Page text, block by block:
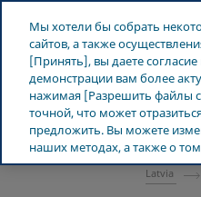
Teva в мире
ЛАТВИЯ
Latvia
Мы хотели бы собрать
сайтов, а также
[Принять], вы даете
демонстрации вам более
нажимая [Разрешить файлы
точной, что может
предложить. Вы можете
наших методах, а также о